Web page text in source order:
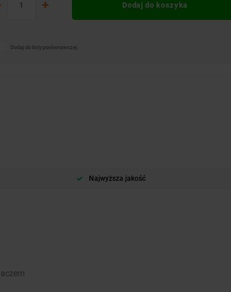
Dodaj do koszyka
Dodaj do listy porównawczej
Najwyższa jakość